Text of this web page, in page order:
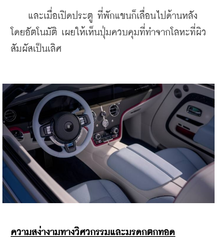
และเมื่อเปิดประตู ที่พักแขนก็เลื่อนไปด้านหลัง
โดยอัตโนมัติ เผยให้เห็นปุ่มควบคุมที่ทำจากโลหะที่ผิว
สัมผัสเป็นเลิศ
ความสง่างามทางวิศวกรรมและมรดกตกทอด